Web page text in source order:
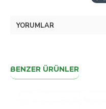
YORUMLAR
BENZER ÜRÜNLER